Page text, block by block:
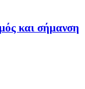
και σήμανση